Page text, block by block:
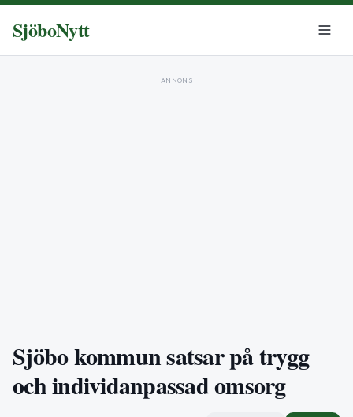
SjöboNytt
ANNONS
Sjöbo kommun satsar på trygg
och individanpassad omsorg